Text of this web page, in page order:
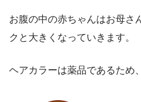
お腹の中の赤ちゃんはお母さ
クと大きくなっていきます。
ヘアカラーは薬品であるため、